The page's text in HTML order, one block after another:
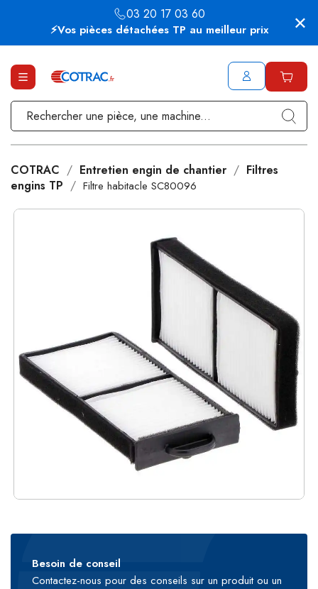
⚡Vos pièces détachées TP au meilleur prix
03 20 17 03 60
COTRAC Entretien engin de chantier
Filtres
engins TP
Filtre habitacle SC80096
Besoin de conseil
Contactez-nous pour des conseils sur un produit ou un